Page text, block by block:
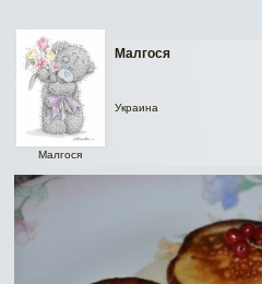
Малгося
Малгося
Украина